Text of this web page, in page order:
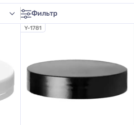
Фильтр
Y-1781